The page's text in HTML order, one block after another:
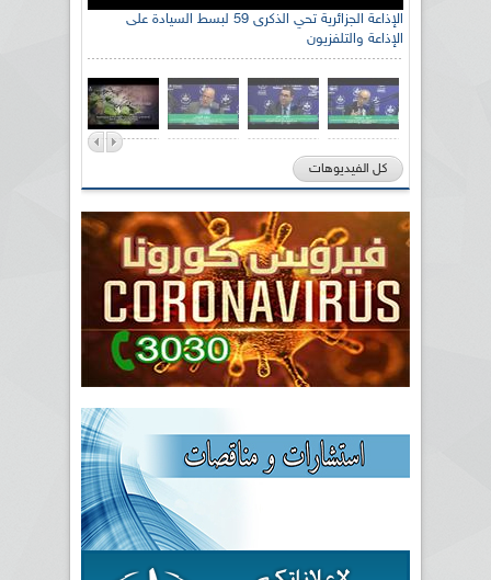
الإذاعة الجزائرية تحي الذكرى 59 لبسط السيادة على
الإذاعة والتلفزيون
كل الفيديوهات